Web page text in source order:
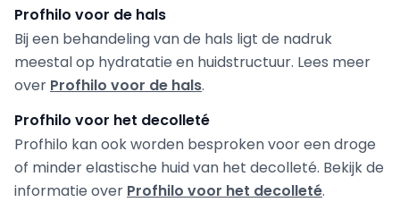
Profhilo voor de hals
Bij een behandeling van de hals ligt de nadruk
meestal op hydratatie en huidstructuur. Lees meer
over Profhilo voor de hals.
Profhilo voor het decolleté
Profhilo kan ook worden besproken voor een droge
of minder elastische huid van het decolleté. Bekijk de
informatie over Profhilo voor het decolleté.